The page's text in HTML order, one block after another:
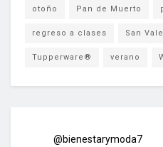
otoño Pan de Muerto
regreso a clases San
Tupperware® verano
@bienestarymoda7